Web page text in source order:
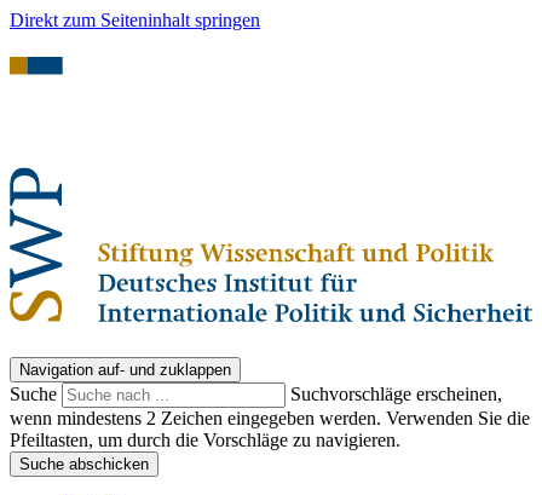
Direkt zum Seiteninhalt springen
Navigation auf- und zuklappen
Suche
Suchvorschläge erscheinen,
wenn mindestens 2 Zeichen eingegeben werden. Verwenden Sie die
Pfeiltasten, um durch die Vorschläge zu navigieren.
Suche abschicken